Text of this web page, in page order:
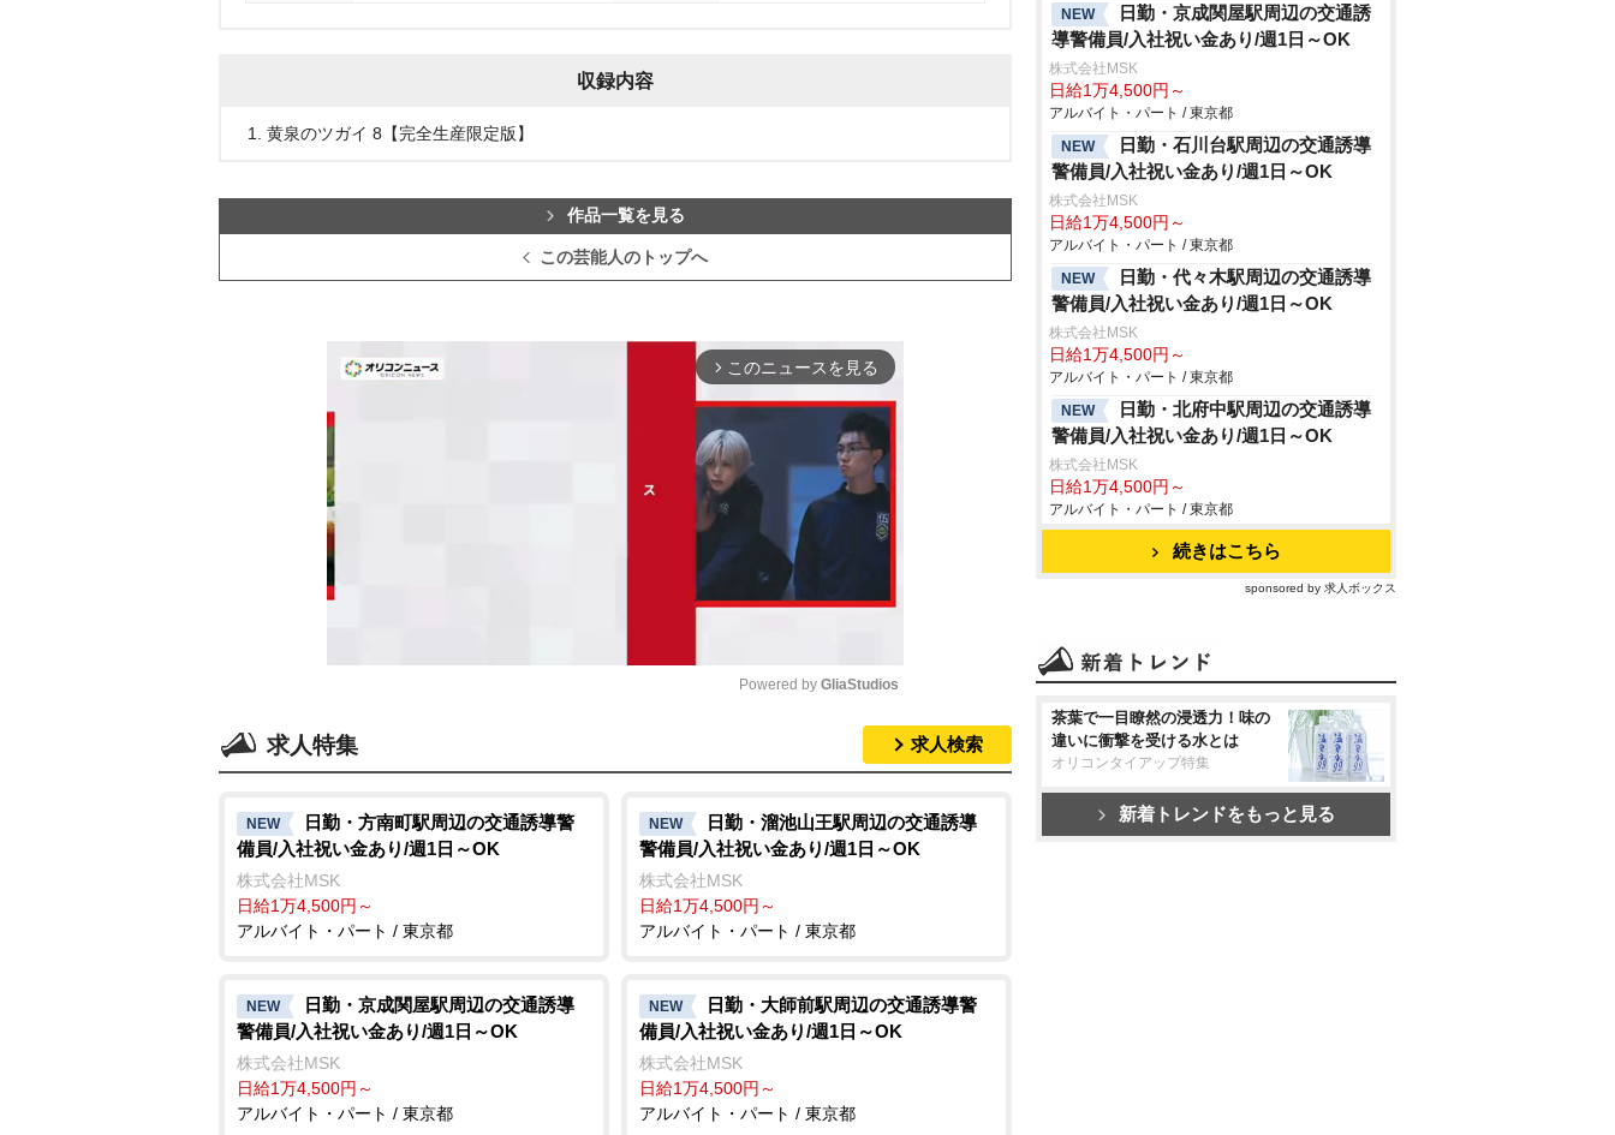
収録内容
1. 黄泉のツガイ 8【完全生産限定版】
作品一覧を見る
この芸能人のトップへ
arrow_forward_ios このニュースを見る
t
e
Powered by GliaStudios
求人特集 求人検索
NEW
日勤・方南町駅周辺の交通誘導警
備員/入社祝い金あり/週1日～OK
株式会社MSK
日給1万4,500円～
アルバイト・パート / 東京都
NEW
日勤・溜池山王駅周辺の交通誘導
警備員/入社祝い金あり/週1日～OK
株式会社MSK
日給1万4,500円～
アルバイト・パート / 東京都
NEW
日勤・京成関屋駅周辺の交通誘導
警備員/入社祝い金あり/週1日～OK
株式会社MSK
日給1万4,500円～
アルバイト・パート / 東京都
NEW
日勤・大師前駅周辺の交通誘導警
備員/入社祝い金あり/週1日～OK
株式会社MSK
日給1万4,500円～
アルバイト・パート / 東京都
NEW
日勤・京成関屋駅周辺の交通誘
導警備員/入社祝い金あり/週1日～OK
株式会社MSK
日給1万4,500円～
アルバイト・パート / 東京都
NEW
日勤・石川台駅周辺の交通誘導
警備員/入社祝い金あり/週1日～OK
株式会社MSK
日給1万4,500円～
アルバイト・パート / 東京都
NEW
日勤・代々木駅周辺の交通誘導
警備員/入社祝い金あり/週1日～OK
株式会社MSK
日給1万4,500円～
アルバイト・パート / 東京都
NEW
日勤・北府中駅周辺の交通誘導
警備員/入社祝い金あり/週1日～OK
株式会社MSK
日給1万4,500円～
アルバイト・パート / 東京都
続きはこちら
sponsored by 求人ボックス
茶葉で一目瞭然の浸透力！味の
違いに衝撃を受ける水とは
オリコンタイアップ特集
新着トレンドをもっと見る